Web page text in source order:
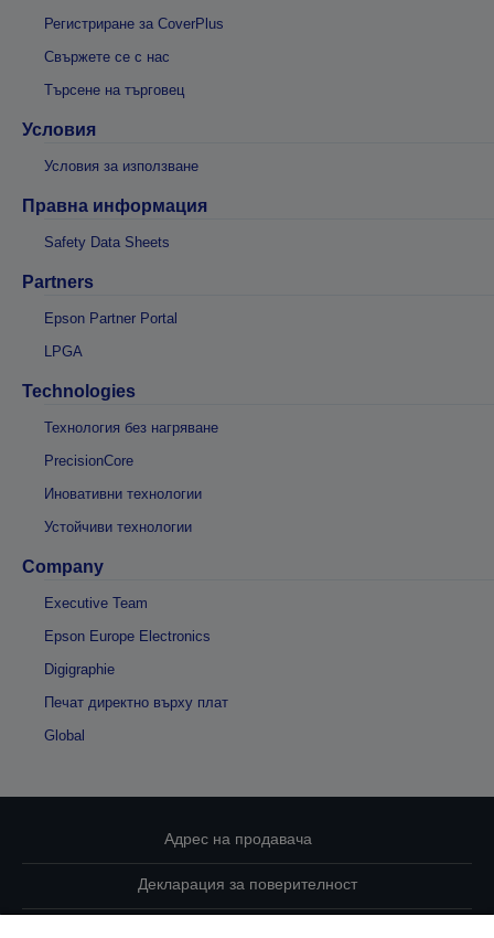
Регистриране за CoverPlus
Свържете се с нас
Търсене на търговец
Условия
Условия за използване
Правна информация
Safety Data Sheets
Partners
Epson Partner Portal
LPGA
Technologies
Технология без нагряване
PrecisionCore
Иновативни технологии
Устойчиви технологии
Company
Executive Team
Epson Europe Electronics
Digigraphie
Печат директно върху плат
Global
Адрес на продавача
Декларация за поверителност